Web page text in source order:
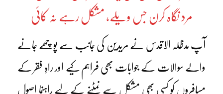
مرد نگاہ کرن جس ویلے، مشکل رہے نہ کائی
آپ مدظلہ الاقدس نے مریدین کی جانب سے پوچھے جانے
والے سوالات کے جوابات بھی فراہم کیے اور راہِ فقر کے
مسافروں کو کسی بھی مشکل سے نمٹنے کے لیے راہنما اصول